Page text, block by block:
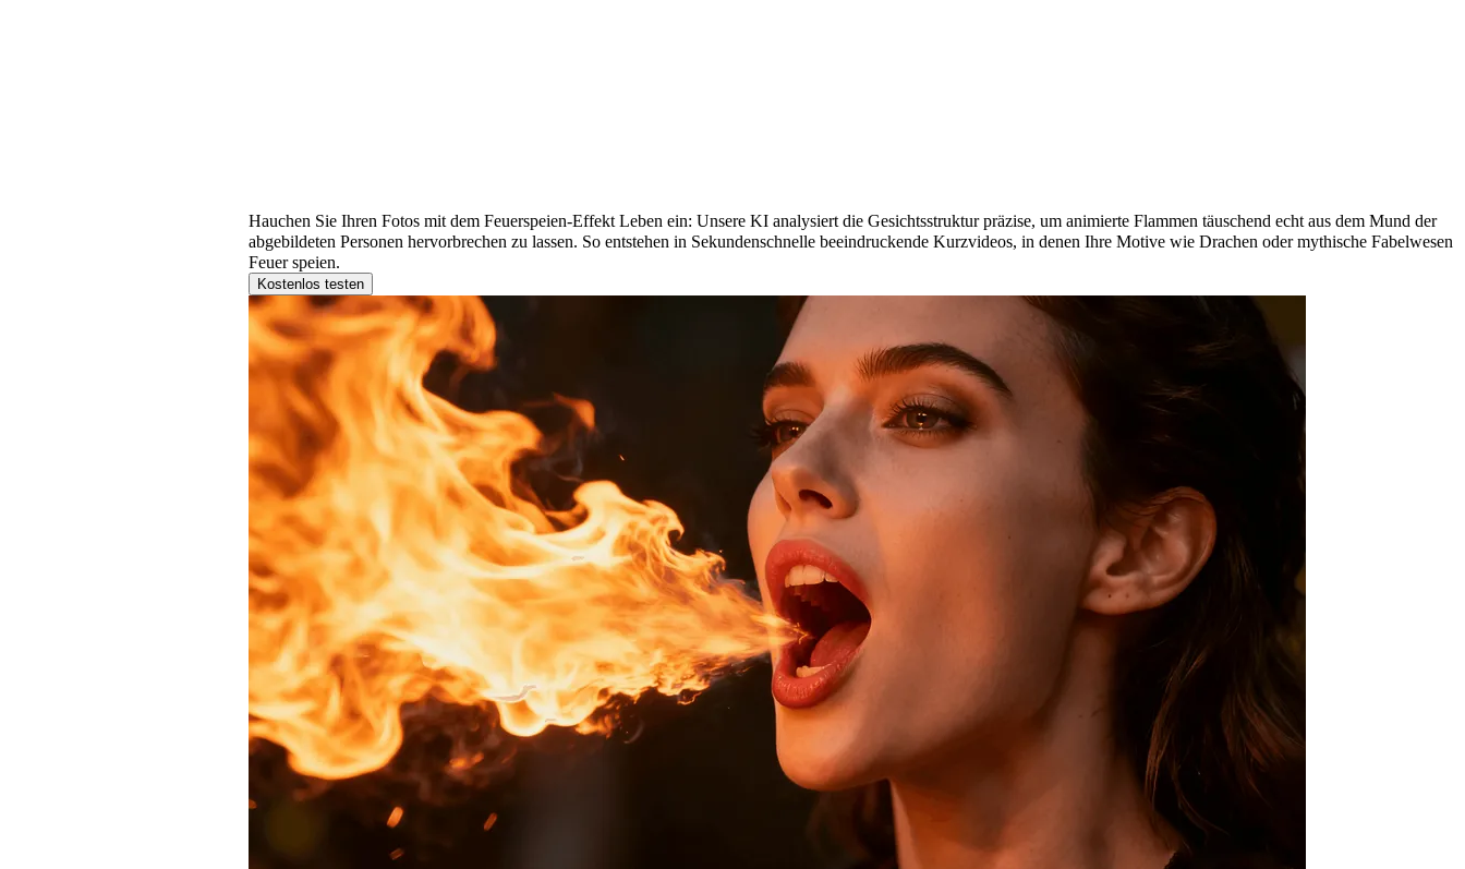
Hauchen Sie Ihren Fotos mit dem Feuerspeien-Effekt Leben ein: Unsere KI analysiert die Gesichtsstruktur präzise, um animierte Flammen täuschend echt aus dem Mund der
abgebildeten Personen hervorbrechen zu lassen. So entstehen in Sekundenschnelle beeindruckende Kurzvideos, in denen Ihre Motive wie Drachen oder mythische Fabelwesen
Feuer speien.
Kostenlos testen